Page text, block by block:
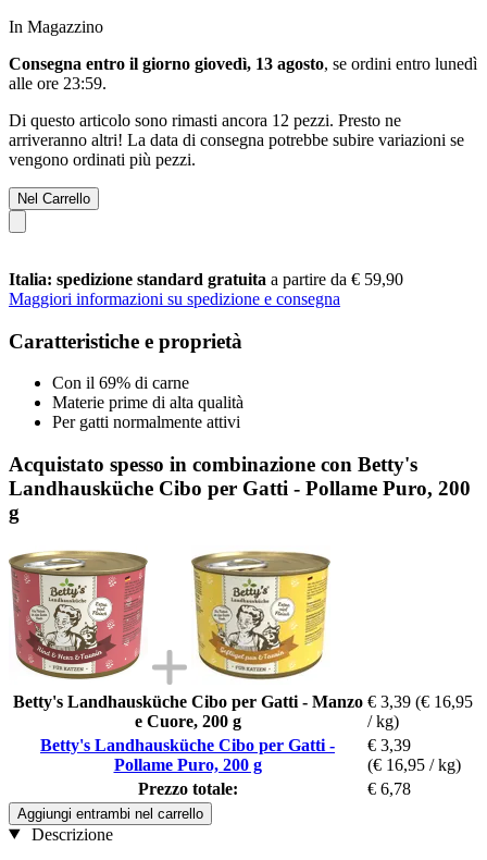
In Magazzino
Consegna entro il giorno giovedì, 13 agosto, se ordini entro lunedì
alle ore 23:59.
Di questo articolo sono rimasti ancora 12 pezzi. Presto ne
arriveranno altri! La data di consegna potrebbe subire variazioni se
vengono ordinati più pezzi.
Nel Carrello
Italia: spedizione standard gratuita a partire da € 59,90
Maggiori informazioni su spedizione e consegna
Caratteristiche e proprietà
Con il 69% di carne
Materie prime di alta qualità
Per gatti normalmente attivi
Acquistato spesso in combinazione con Betty's
Landhausküche Cibo per Gatti - Pollame Puro, 200
g
Betty's Landhausküche Cibo per Gatti - Manzo
e Cuore, 200 g
€ 3,39 (€ 16,95
/ kg)
Betty's Landhausküche Cibo per Gatti -
Pollame Puro, 200 g
€ 3,39
(€ 16,95 / kg)
Prezzo totale:
€ 6,78
Aggiungi entrambi nel carrello
Descrizione